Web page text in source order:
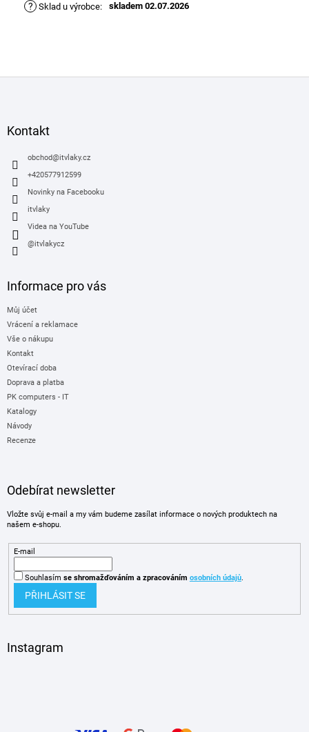
? Sklad u výrobce: skladem 02.07.2026
Kontakt
obchod@itvlaky.cz
+420577912599
Novinky na Facebooku
itvlaky
Videa na YouTube
@itvlakycz
Informace pro vás
Můj účet
Vrácení a reklamace
Vše o nákupu
Kontakt
Otevírací doba
Doprava a platba
PK computers - IT
Katalogy
Návody
Recenze
Odebírat newsletter
Vložte svůj e-mail a my vám budeme zasílat informace o nových produktech na
našem e-shopu.
E-mail
Souhlasím se shromažďováním a zpracováním osobních údajů.
PŘIHLÁSIT SE
Instagram